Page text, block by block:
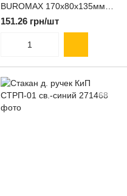
BUROMAX 170х80х135мм
металлическая. черная
151.26 грн/шт